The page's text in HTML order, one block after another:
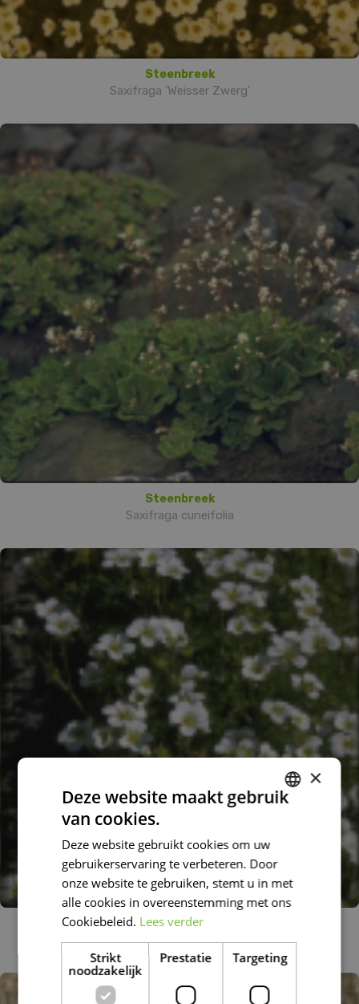
Steenbreek
Saxifraga 'Weisser Zwerg'
Steenbreek
Saxifraga cuneifolia
Steenbreek
Saxifraga 'Schneeteppich'
×
Deze website maakt gebruik
van cookies.
Deze website gebruikt cookies om uw
gebruikerservaring te verbeteren. Door
onze website te gebruiken, stemt u in met
alle cookies in overeenstemming met ons
Cookiebeleid. Lees verder
Strikt
noodzakelijk
Prestatie Targeting